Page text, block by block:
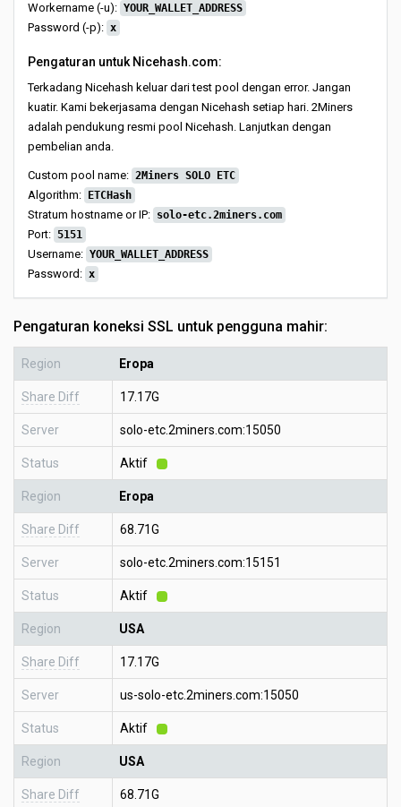
Workername (-u): YOUR_WALLET_ADDRESS
Password (-p): x
Pengaturan untuk Nicehash.com:
Terkadang Nicehash keluar dari test pool dengan error. Jangan
kuatir. Kami bekerjasama dengan Nicehash setiap hari. 2Miners
adalah pendukung resmi pool Nicehash. Lanjutkan dengan
pembelian anda.
Custom pool name: 2Miners SOLO ETC
Algorithm: ETCHash
Stratum hostname or IP: solo-etc.2miners.com
Port: 5151
Username: YOUR_WALLET_ADDRESS
Password: x
Pengaturan koneksi SSL untuk pengguna mahir:
Region Eropa
Share Diff 17.17G
Server solo-etc.2miners.com:15050
Status Aktif
Region Eropa
Share Diff 68.71G
Server solo-etc.2miners.com:15151
Status Aktif
Region USA
Share Diff 17.17G
Server us-solo-etc.2miners.com:15050
Status Aktif
Region USA
Share Diff 68.71G